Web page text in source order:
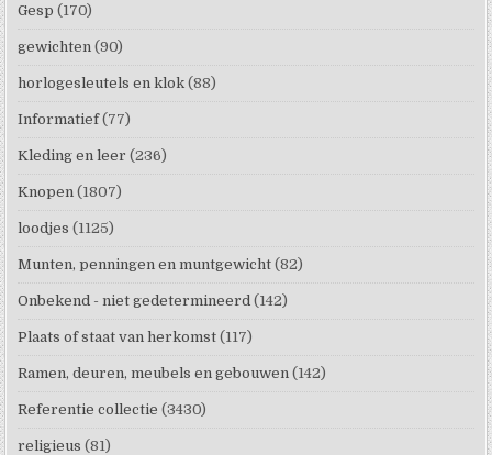
Gesp (170)
gewichten (90)
horlogesleutels en klok (88)
Informatief (77)
Kleding en leer (236)
Knopen (1807)
loodjes (1125)
Munten, penningen en muntgewicht (82)
Onbekend - niet gedetermineerd (142)
Plaats of staat van herkomst (117)
Ramen, deuren, meubels en gebouwen (142)
Referentie collectie (3430)
religieus (81)